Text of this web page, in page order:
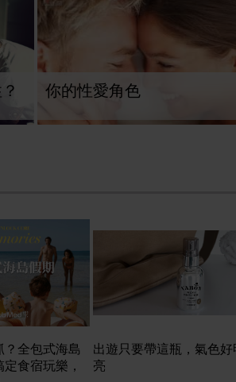
你的性愛角色
？全包式海島
食宿玩樂，
出遊只要帶這瓶，氣色好
亮